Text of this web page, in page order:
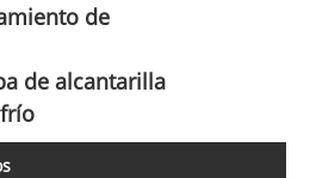
de
de alcantarilla